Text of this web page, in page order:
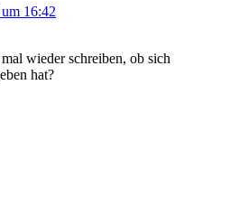
16:42
wieder schreiben, ob sich
hat?